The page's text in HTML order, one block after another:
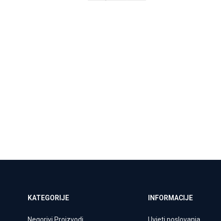
KATEGORIJE INFORMACIJE